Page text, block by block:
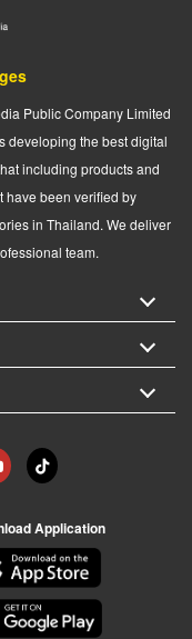
Public Company Limited
developing the best digital
including products and
have been verified by
in Thailand. We deliver
team.
Application